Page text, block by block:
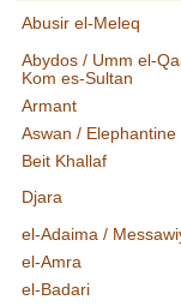
Abusir el-Meleq
Abydos / Umm el-
Kom es-Sultan
Armant
Aswan / Elephantine
Beit Khallaf
Djara
el-Adaima /
el-Amra
el-Badari